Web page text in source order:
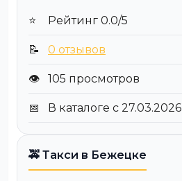
⭐ Рейтинг 0.0/5
📝 0 отзывов
👁️ 105 просмотров
📅 В каталоге с 27.03.2026
🚕 Такси в Бежецке